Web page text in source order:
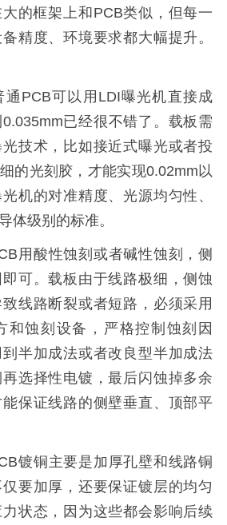
的框架上和PCB类似，但每一
精度、环境要求都大幅提升。
通PCB可以用LDI曝光机直接成
已经很不错了。载板需
技术，比如接近式曝光或者投
的光刻胶，才能实现0.02mm以
机的对准精度、光源均匀性、
体级别的标准。
用酸性蚀刻或者碱性蚀刻，侧
可。载板由于线路极细，侧蚀
线路断裂或者短路，必须采用
和蚀刻设备，严格控制蚀刻因
半加成法或者改良型半加成法
选择性电镀，最后闪蚀掉多余
保证线路的侧壁垂直、顶部平
镀铜主要是加厚孔壁和线路铜
要加厚，还要保证镀层的均匀
状态，因为这些都会影响后续